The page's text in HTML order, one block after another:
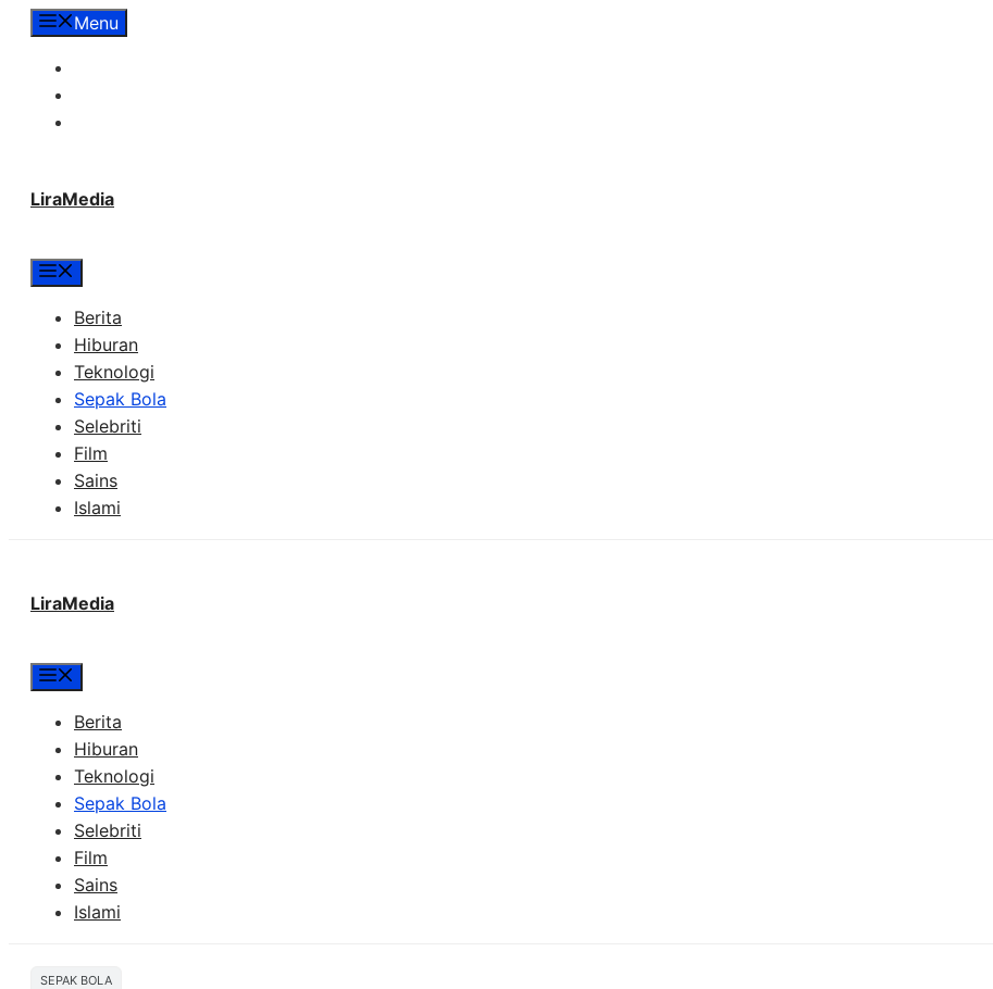
LangsungMenu
LiraMedia
Berita
Hiburan
Teknologi
Sepak Bola
Selebriti
Film
Sains
Islami
LiraMedia
Berita
Hiburan
Teknologi
Sepak Bola
Selebriti
Film
Sains
Islami
SEPAK BOLA